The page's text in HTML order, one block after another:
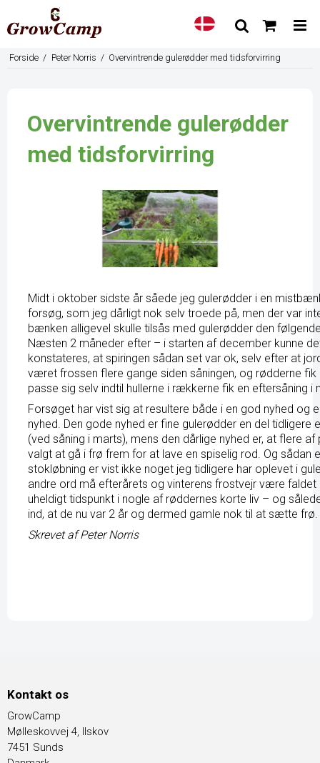
Forside / Peter Norris / Overvintrende gulerødder med tidsforvirring
Overvintrende gulerødder
med tidsforvirring
Midt i oktober sidste år såede jeg gulerødder i en
forsøg, som jeg dårligt nok selv troede på, men der var
bænken alligevel skulle tilsås med gulerødder den
Næsten 2 måneder efter – i starten af december kunne
konstateres, at spiringen sådan set var ok, selv efter at
været frossen flere gange siden såningen, og rødderne fik
passe sig selv indtil hullerne i rækkerne fik en eftersåning i
Forsøget har vist sig at resultere både i en god nyhed og
nyhed. Den gode nyhed er fine gulerødder en del tidligere
(ved såning i marts), mens den dårlige nyhed er, at flere af
valgt at gå i frø frem for at lave en spiselig rod. Og sådan
stokløbning er vist ikke noget jeg tidligere har oplevet i
andre ord må efterårets og vinterens frostvejr være faldet
uheldigt tidspunkt i nogle af røddernes korte liv – og
ind, at de nu var 2 år og dermed gamle nok til at sætte frø.
Skrevet af Peter Norris
Kontakt os
GrowCamp
Mølleskovvej 4, Ilskov
7451 Sunds